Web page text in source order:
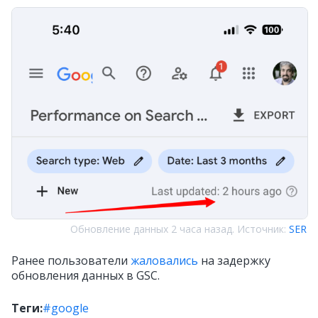
Обновление данных 2 часа назад. Источник: SER
Ранее пользователи жаловались на задержку
обновления данных в GSC.
Теги:#google